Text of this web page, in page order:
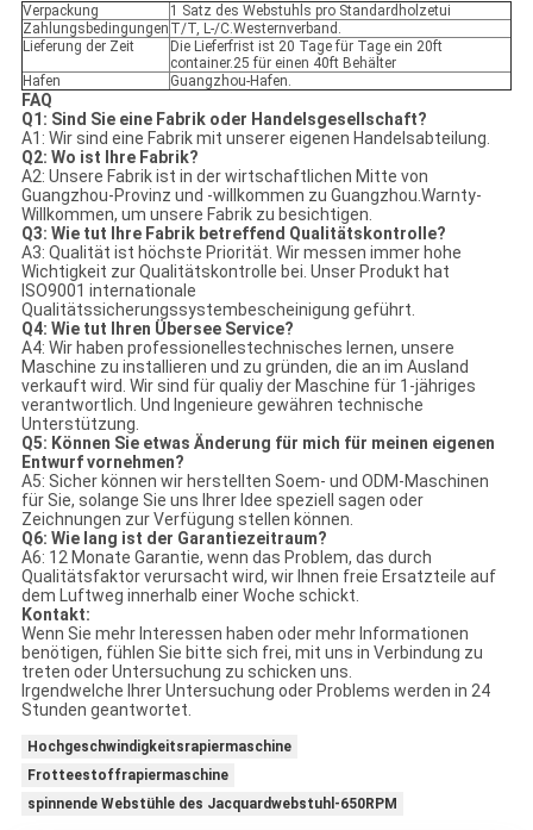
Verpackung
1 Satz des Webstuhls pro Standardholzetui
Zahlungsbedingungen T/T, L-/C.Westernverband.
Lieferung der Zeit
Die Lieferfrist ist 20 Tage für Tage ein 20ft
container.25 für einen 40ft Behälter
Hafen
Guangzhou-Hafen.
FAQ
Q1: Sind Sie eine Fabrik oder Handelsgesellschaft?
A1: Wir sind eine Fabrik mit unserer eigenen Handelsabteilung.
Q2: Wo ist Ihre Fabrik?
A2: Unsere Fabrik ist in der wirtschaftlichen Mitte von
Guangzhou-Provinz und -willkommen zu Guangzhou.Warnty-
Willkommen, um unsere Fabrik zu besichtigen.
Q3: Wie tut Ihre Fabrik betreffend Qualitätskontrolle?
A3: Qualität ist höchste Priorität. Wir messen immer hohe
Wichtigkeit zur Qualitätskontrolle bei. Unser Produkt hat
ISO9001 internationale
Qualitätssicherungssystembescheinigung geführt.
Q4: Wie tut Ihren Übersee Service?
A4: Wir haben professionellestechnisches lernen, unsere
Maschine zu installieren und zu gründen, die an im Ausland
verkauft wird. Wir sind für qualiy der Maschine für 1-jähriges
verantwortlich. Und Ingenieure gewähren technische
Unterstützung.
Q5: Können Sie etwas Änderung für mich für meinen eigenen
Entwurf vornehmen?
A5: Sicher können wir herstellten Soem- und ODM-Maschinen
für Sie, solange Sie uns Ihrer Idee speziell sagen oder
Zeichnungen zur Verfügung stellen können.
Q6: Wie lang ist der Garantiezeitraum?
A6: 12 Monate Garantie, wenn das Problem, das durch
Qualitätsfaktor verursacht wird, wir Ihnen freie Ersatzteile auf
dem Luftweg innerhalb einer Woche schickt.
Kontakt:
Wenn Sie mehr Interessen haben oder mehr Informationen
benötigen, fühlen Sie bitte sich frei, mit uns in Verbindung zu
treten oder Untersuchung zu schicken uns.
Irgendwelche Ihrer Untersuchung oder Problems werden in 24
Stunden geantwortet.
Hochgeschwindigkeitsrapiermaschine
Frotteestoffrapiermaschine
spinnende Webstühle des Jacquardwebstuhl-650RPM